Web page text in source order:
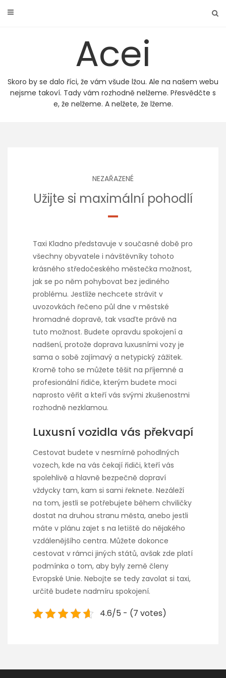
Acei
Skoro by se dalo říci, že vám všude lžou. Ale na našem webu
nejsme takoví. Tady vám rozhodně nelžeme. Přesvědčte s
e, že nelžeme. A nelžete, že lžeme.
NEZAŘAZENÉ
Užijte si maximální pohodlí
Taxi Kladno představuje v současné době pro
všechny obyvatele i návštěvníky tohoto
krásného středočeského městečka možnost,
jak se po něm pohybovat bez jediného
problému. Jestliže nechcete strávit v
uvozovkách řečeno půl dne v městské
hromadné dopravě, tak vsaďte právě na
tuto možnost. Budete opravdu spokojení a
nadšení, protože doprava luxusními vozy je
sama o sobě zajímavý a netypický zážitek.
Kromě toho se můžete těšit na příjemné a
profesionální řidiče, kterým budete moci
naprosto věřit a kteří vás svými zkušenostmi
rozhodně nezklamou.
Luxusní vozidla vás překvapí
Cestovat budete v nesmírně pohodlných
vozech, kde na vás čekají řidiči, kteří vás
spolehlivě a hlavně bezpečně dopraví
vždycky tam, kam si sami řeknete. Nezáleží
na tom, jestli se potřebujete během chviličky
dostat na druhou stranu města, anebo jestli
máte v plánu zajet s na letiště do nějakého
vzdálenějšího centra. Můžete dokonce
cestovat v rámci jiných států, avšak zde platí
podmínka o tom, aby byly země členy
Evropské Unie. Nebojte se tedy zavolat si taxi,
určitě budete nadmíru spokojení.
4.6/5 - (7 votes)